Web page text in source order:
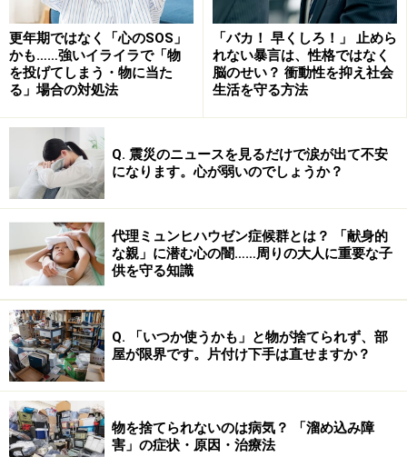
例えば、目は一重か二重か、鼻の高さ、口の形など、そ
の時代の流行にあった見た目にしたいという気持ちを持
つ人は、少なくないかもしれません。また、美容への意
識が高い女性だけでなく、男性も醜形恐怖症になること
はあります。
例えばですが、少し太った男性が、自分のパートナーが
男性俳優のお尻の形を褒めるのを聞いたとします。ここ
で、ジム通いして美尻を目指すのは問題がなく、結構な
ことなのですが、もしも、理想に近づかない見た目を忌
み嫌うようになり、人からのからかいやコメントを恐れ
る余りに、お尻の形が人からわからないように過剰に隠
そうとしたり、薄着にならないといけないシーンを避け
たりするようになった場合、醜形恐怖症に近い状態と言
えます。
更年期ではなく「心のSOS」
かも……強いイライラで「物
を投げてしまう・物に当た
る」場合の対処法
「バカ！ 早くしろ！」 止めら
れない暴言は、性格ではなく
脳のせい？ 衝動性を抑え社会
生活を守る方法
Q. 震災のニュースを見るだけで涙が出て不安
になります。心が弱いのでしょうか？
代理ミュンヒハウゼン症候群とは？ 「献身的
な親」に潜む心の闇……周りの大人に重要な子
供を守る知識
Q. 「いつか使うかも」と物が捨てられず、部
屋が限界です。片付け下手は直せますか？
物を捨てられないのは病気？ 「溜め込み障
害」の症状・原因・治療法